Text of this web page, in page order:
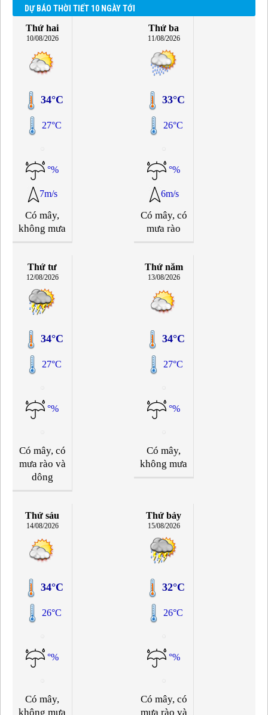
DỰ BÁO THỜI TIẾT 10 NGÀY TỚI
Thứ hai
10/08/2026
34°C
27°C
°%
7m/s
Có mây,
không mưa
Thứ ba
11/08/2026
33°C
26°C
°%
6m/s
Có mây, có
mưa rào
Thứ tư
12/08/2026
34°C
27°C
°%
Có mây, có
mưa rào và
dông
Thứ năm
13/08/2026
34°C
27°C
°%
Có mây,
không mưa
Thứ sáu
14/08/2026
34°C
26°C
°%
Có mây,
không mưa
Thứ bảy
15/08/2026
32°C
26°C
°%
Có mây, có
mưa rào và